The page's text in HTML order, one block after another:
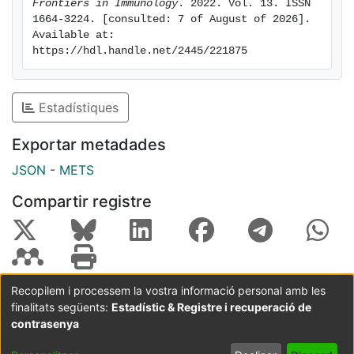
Frontiers in Immunology. 2022. Vol. 13. ISSN
1664-3224. [consulted: 7 of August of 2026].
Available at:
https://hdl.handle.net/2445/221875
Estadístiques
Exportar metadades
JSON - METS
Compartir registre
Coordinació:CRAI UB Avís legal
Metadades
subjectes a:
Configuració
Recopilem i processem la vostra informació personal amb les
finalitats següents: Estadístic & Registre i recuperació de
contrasenya